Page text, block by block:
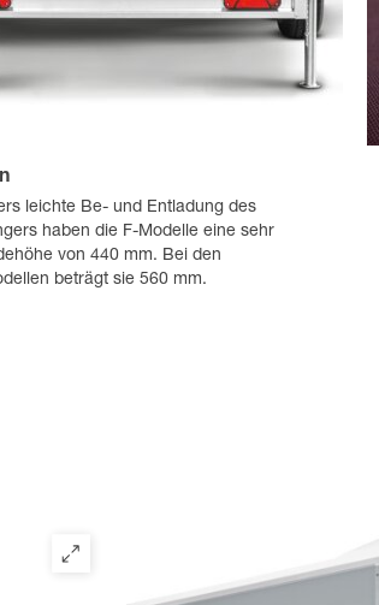
leichte Be- und Entladung des
haben die F-Modelle eine sehr
von 440 mm. Bei den
beträgt sie 560 mm.